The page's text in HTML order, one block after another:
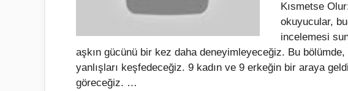
Kısmetse
okuyucular,
incelemesi
aşkın gücünü bir kez daha deneyimleyeceğiz. Bu
yanlışları keşfedeceğiz. 9 kadın ve 9 erkeğin bir araya
göreceğiz. …